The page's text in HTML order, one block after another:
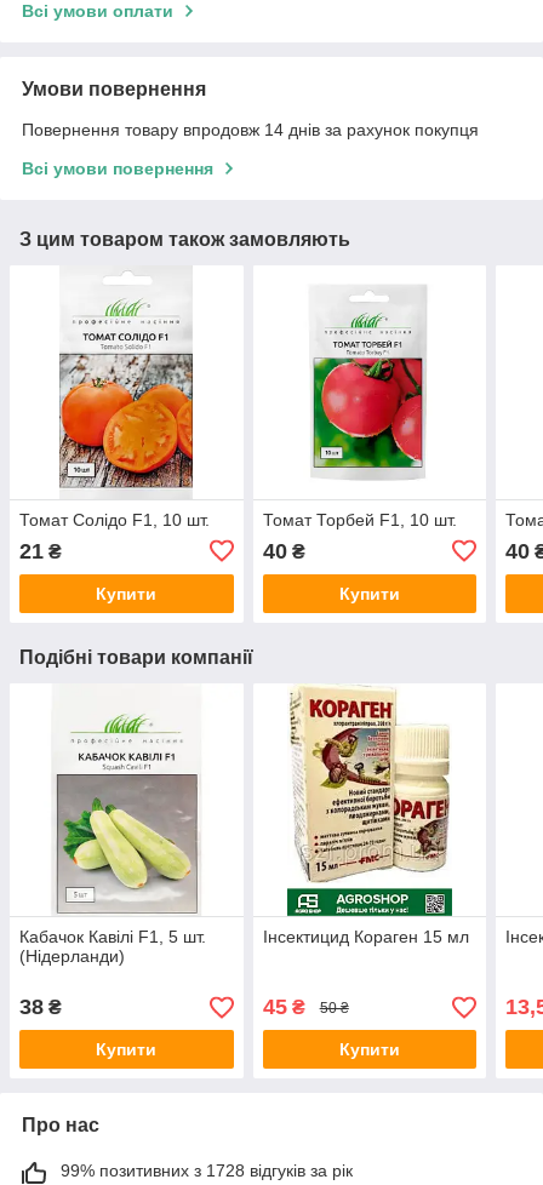
Всі умови оплати
Умови повернення
Повернення товару впродовж 14 днів за рахунок покупця
Всі умови повернення
З цим товаром також замовляють
Томат Солідо F1, 10 шт.
21 ₴
Купити
Томат Торбей F1, 10 шт.
40₴
Купити
40
Подібні товари компанії
Кабачок Кавілі F1, 5 шт.
(Нідерланди)
38 ₴
Купити
Інсектицид Кораген 15 мл
45₴ 50 ₴
Купити
Про нас
99% позитивних з 1728 відгуків за рік